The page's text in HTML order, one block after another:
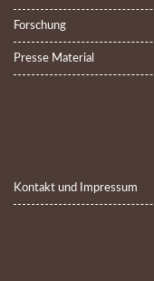
Forschung
Presse Material
Kontakt und Impressum